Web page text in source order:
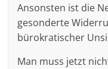
Ansonsten ist die
gesonderte
bürokratischer
Man muss jetzt